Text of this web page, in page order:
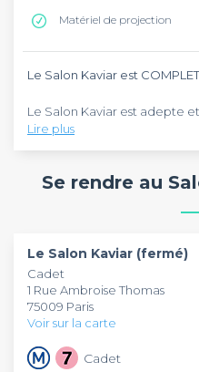
Matériel de projection
Le Salon Kaviar est
Le Salon Kaviar est adepte
les événements privés, idéal
meetings, cocktail dînatoire
détour.
Lire plus
Se rendre au
Le Salon Kaviar (fermé)
Cadet
1 Rue Ambroise Thomas
75009 Paris
Voir sur la carte
Cadet